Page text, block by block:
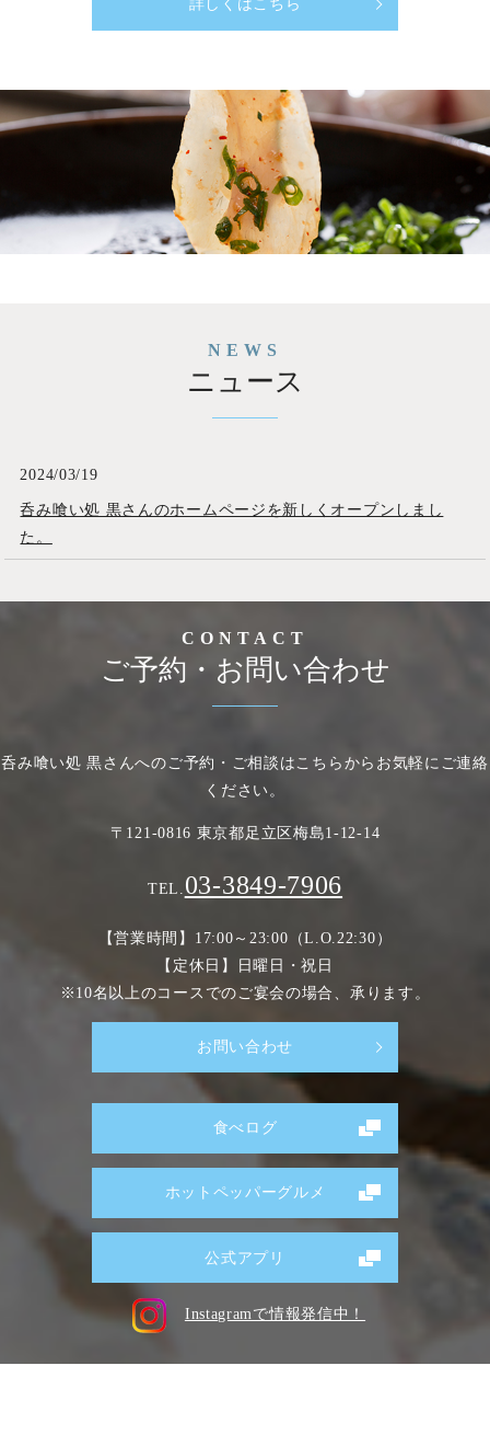
詳しくはこちら
NEWS
ニュース
2024/03/19
呑み喰い処 黒さんのホームページを新しくオープンしまし
た。
CONTACT
ご予約・お問い合わせ
呑み喰い処 黒さんへのご予約・ご相談はこちらからお気軽にご連絡
ください。
〒121-0816 東京都足立区梅島1-12-14
TEL. 03-3849-7906
【営業時間】17:00～23:00（L.O.22:30）
【定休日】日曜日・祝日
※10名以上のコースでのご宴会の場合、承ります。
お問い合わせ
食べログ
ホットペッパーグルメ
公式アプリ
Instagramで情報発信中！